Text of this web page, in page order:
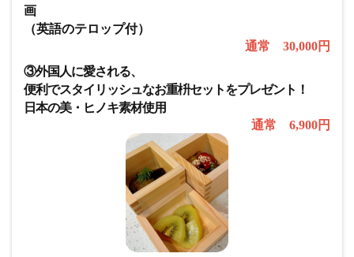
画
（英語のテロップ付）
通常 30,000円
③外国人に愛される、
便利でスタイリッシュなお重枡セットをプレゼント！
日本の美・ヒノキ素材使用
通常 6,900円